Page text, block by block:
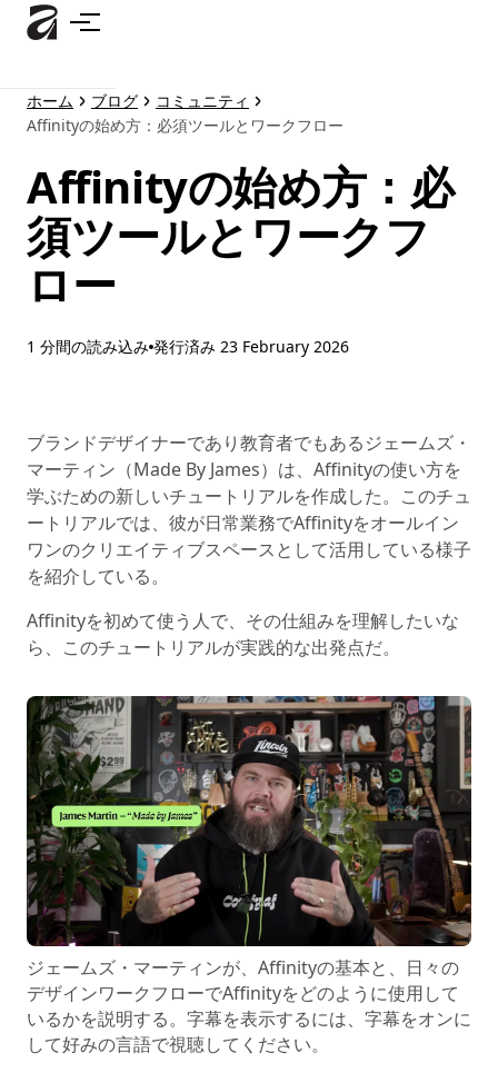
コ ホーム ブログ
コミュニティ
Affinityの始め方：必須ツールとワークフロー
Affinityの始め方：必
須ツールとワークフ
ロー
1 分間の読み込み 発行済み 23 February 2026
ブランドデザイナーであり教育者でもあるジェームズ・
マーティン（Made By James）は、Affinityの使い方を
学ぶための新しいチュートリアルを作成した。このチュ
ートリアルでは、彼が日常業務でAffinityをオールイン
ワンのクリエイティブスペースとして活用している様子
を紹介している。
Affinityを初めて使う人で、その仕組みを理解したいな
ら、このチュートリアルが実践的な出発点だ。
ジェームズ・マーティンが、Affinityの基本と、日々の
デザインワークフローでAffinityをどのように使用して
いるかを説明する。字幕を表示するには、字幕をオンに
して好みの言語で視聴してください。